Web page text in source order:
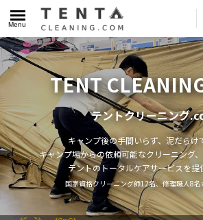
Menu
TENT
テントクリーニング
キャンプ後の手間いらず、泥だらけ
キャンプ場からの依頼可能なクリーニング
テントのトータルケアサービスを提
国家資格クリーニング師12名、修理職人8名